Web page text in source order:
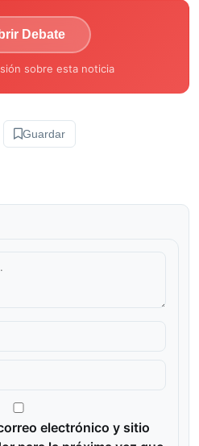
Debate
sobre esta noticia
Guardar
electrónico y sitio